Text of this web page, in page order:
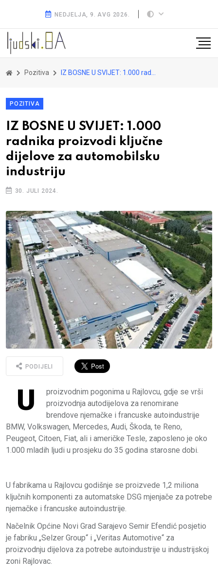
NEDJELJA, 9. AVG 2026.
Pozitiva IZ BOSNE U SVIJET: 1.000 radnika proizvodi ključne dijelove za automobilsku industriju
POZITIVA
IZ BOSNE U SVIJET: 1.000
radnika proizvodi ključne
dijelove za automobilsku
industriju
30. JULI 2024.
PODIJELI
U
proizvodnim pogonima u Rajlovcu, gdje se vrši
proizvodnja autodijelova za renomirane
brendove njemačke i francuske autoindustrije
BMW, Volkswagen, Mercedes, Audi, Škoda, te Reno,
Peugeot, Citoen, Fiat, ali i američke Tesle, zaposleno je oko
1.000 mladih ljudi u prosjeku do 35 godina starosne dobi.
U fabrikama u Rajlovcu godišnje se proizvede 1,2 miliona
ključnih komponenti za automatske DSG mjenjače za potrebe
njemačke i francuske autoindustrije.
Načelnik Općine Novi Grad Sarajevo Semir Efendić posjetio
je fabriku „Selzer Group“ i „Veritas Automotive“ za
proizvodnju dijelova za potrebe autoindustrije u industrijskoj
zoni Rajlovac.